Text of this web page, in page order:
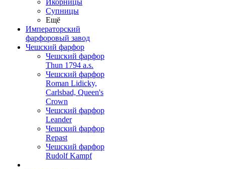
Икорницы
Супницы
Ещё
Императорский
фарфоровый завод
Чешский фарфор
Чешский фарфор
Thun 1794 a.s.
Чешский фарфор
Roman Lidicky,
Carlsbad, Queen's
Crown
Чешский фарфор
Leander
Чешский фарфор
Repast
Чешский фарфор
Rudolf Kampf